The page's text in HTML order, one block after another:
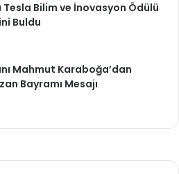
Tesla Bilim ve İnovasyon Ödülü
Buldu
Mahmut Karaboğa’dan
Bayramı Mesajı